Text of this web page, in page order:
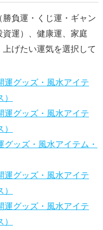
負運・くじ運・ギャン
運）、健康運、家庭
げたい運気を選択して
運グッズ・風水アイテ
運グッズ・風水アイテ
ッズ・風水アイテム・
運グッズ・風水アイテ
運グッズ・風水アイテ